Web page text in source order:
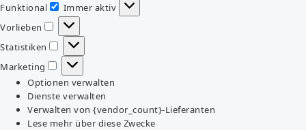
Funktional
Funktional
Immer aktiv
Vorlieben
Vorlieben
Statistiken
Statistiken
Marketing
Marketing
Optionen verwalten
Dienste verwalten
Verwalten von {vendor_count}-Lieferanten
Lese mehr über diese Zwecke